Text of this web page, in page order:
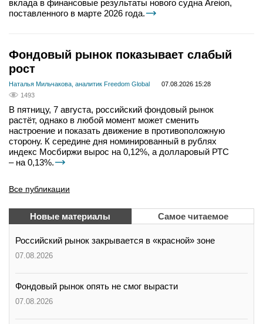
вклада в финансовые результаты нового судна Areion,
поставленного в марте 2026 года.
Фондовый рынок показывает слабый
рост
Наталья Мильчакова, аналитик Freedom Global
07.08.2026 15:28
1493
В пятницу, 7 августа, российский фондовый рынок
растёт, однако в любой момент может сменить
настроение и показать движение в противоположную
сторону. К середине дня номинированный в рублях
индекс Мосбиржи вырос на 0,12%, а долларовый РТС
– на 0,13%.
Все публикации
Новые материалы Самое читаемое
Российский рынок закрывается в «красной» зоне
07.08.2026
Фондовый рынок опять не смог вырасти
07.08.2026